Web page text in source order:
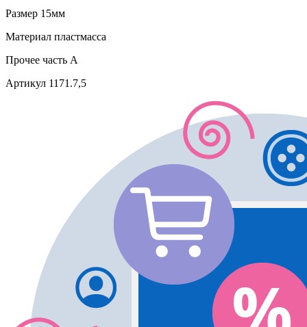
Размер 15мм
Материал пластмасса
Прочее часть A
Артикул 1171.7,5